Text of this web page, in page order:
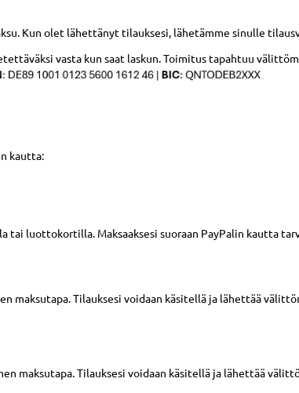
Kun olet lähettänyt tilauksesi, lähetämme sinulle
vasta kun saat laskun. Toimitus tapahtuu
kautta:
tai luottokortilla. Maksaaksesi suoraan PayPalin kautta
maksutapa. Tilauksesi voidaan käsitellä ja lähettää
maksutapa. Tilauksesi voidaan käsitellä ja lähettää